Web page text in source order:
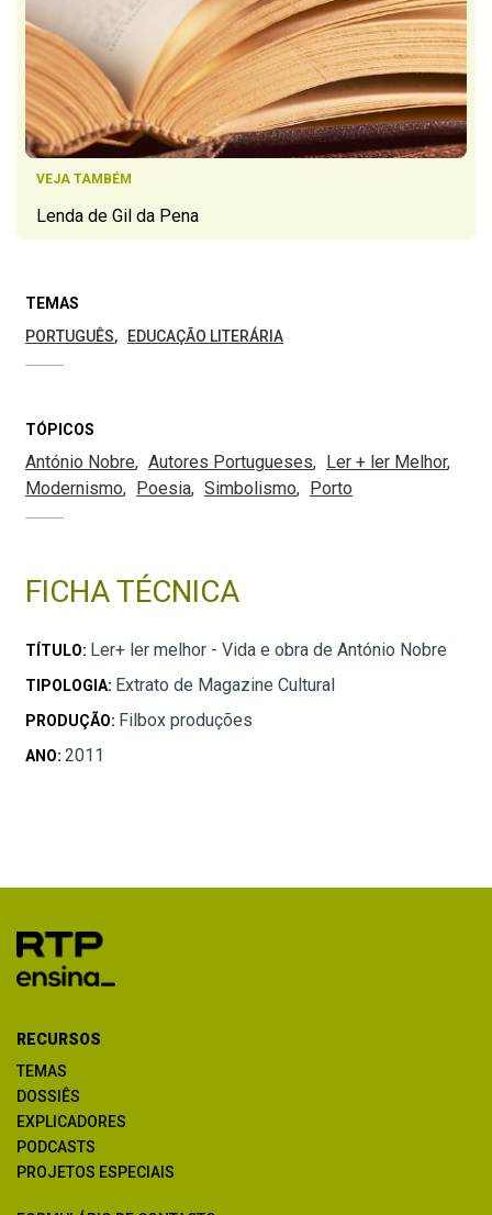
VEJA TAMBÉM
Lenda de Gil da Pena
TEMAS
PORTUGUÊS
EDUCAÇÃO LITERÁRIA
TÓPICOS
António Nobre Autores Portugueses
Ler + ler Melhor
Modernismo
Poesia Simbolismo Porto
FICHA TÉCNICA
TÍTULO: Ler+ ler melhor - Vida e obra de António Nobre
TIPOLOGIA: Extrato de Magazine Cultural
PRODUÇÃO: Filbox produções
ANO: 2011
RECURSOS
TEMAS
DOSSIÊS
EXPLICADORES
PODCASTS
PROJETOS ESPECIAIS